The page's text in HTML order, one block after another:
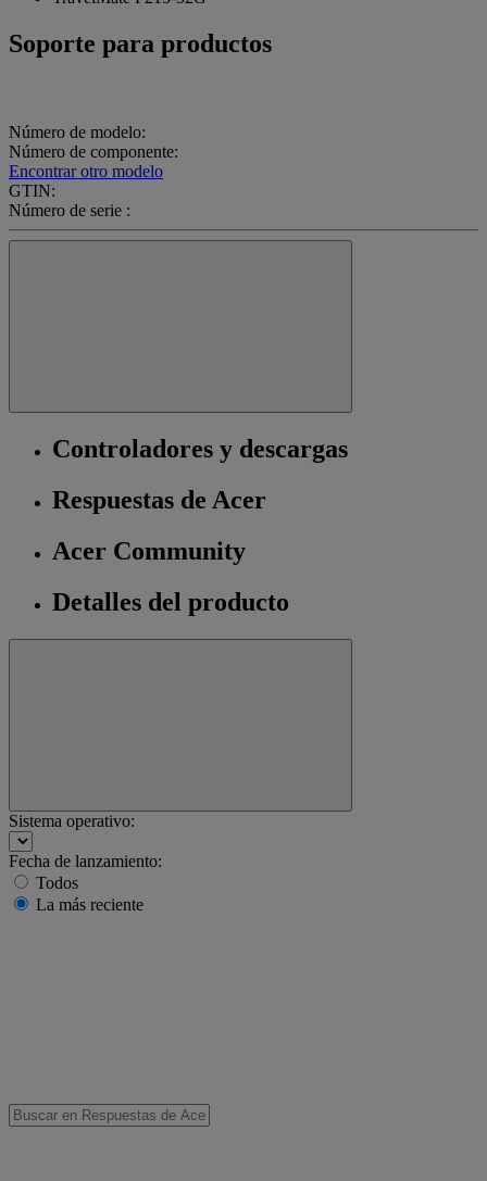
Soporte para productos
Número de modelo:
Número de componente:
Encontrar otro modelo
GTIN:
Número de serie :
Controladores y descargas
Respuestas de Acer
Acer Community
Detalles del producto
Sistema operativo:
Fecha de lanzamiento:
Todos
La más reciente